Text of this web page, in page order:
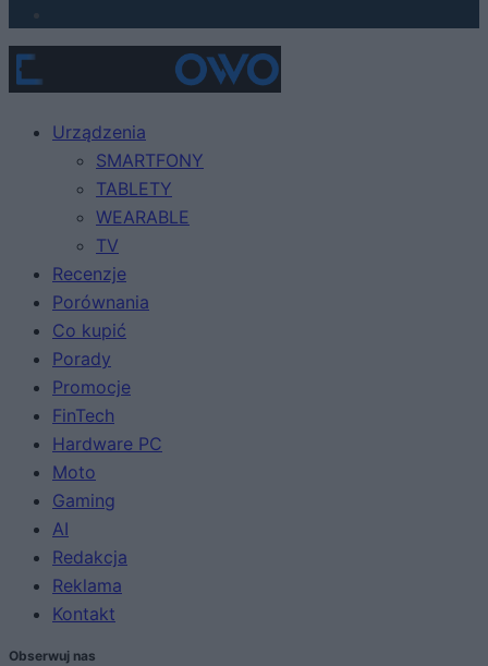
Urządzenia
SMARTFONY
TABLETY
WEARABLE
TV
Recenzje
Porównania
Co kupić
Porady
Promocje
FinTech
Hardware PC
Moto
Gaming
AI
Redakcja
Reklama
Kontakt
Obserwuj nas